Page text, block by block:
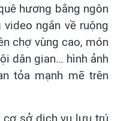
hương bằng ngôn
ngắn về ruộng
chợ vùng cao, món
dân gian… hình ảnh
tỏa mạnh mẽ trên